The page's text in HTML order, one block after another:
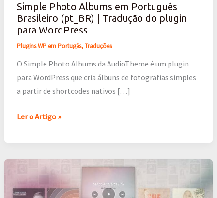
Simple Photo Albums em Português
Brasileiro (pt_BR) | Tradução do plugin
para WordPress
Plugins WP em Portugês,Traduções
O Simple Photo Albums da AudioTheme é um plugin
para WordPress que cria álbuns de fotografias simples
a partir de shortcodes nativos […]
(pt_BR)
|
Tradução
do
plugin
para
WordPress
Ler o Artigo »
em
Português